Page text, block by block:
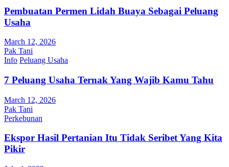
Pembuatan Permen Lidah Buaya Sebagai Peluang
Usaha
March 12, 2026
Pak Tani
Info Peluang Usaha
7 Peluang Usaha Ternak Yang Wajib Kamu Tahu
March 12, 2026
Pak Tani
Perkebunan
Ekspor Hasil Pertanian Itu Tidak Seribet Yang Kita
Pikir